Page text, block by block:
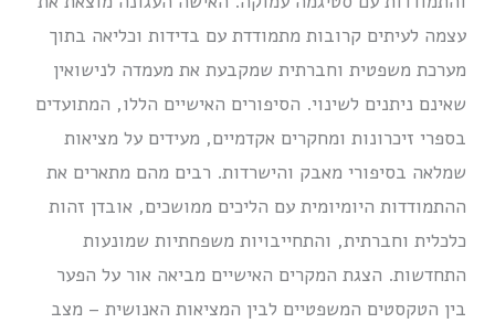
עצמה לעיתים קרובות מתמודדת עם בדידות וכליאה בתוך
מערכת משפטית וחברתית שמקבעת את מעמדה לנישואין
שאינם ניתנים לשינוי. הסיפורים האישיים הללו, המתועדים
בספרי זיכרונות ומחקרים אקדמיים, מעידים על מציאות
שמלאה בסיפורי מאבק והישרדות. רבים מהם מתארים את
ההתמודדות היומיומית עם הליכים ממושכים, אובדן זהות
כלכלית וחברתית, והתחייבויות משפחתיות שמונעות
התחדשות. הצגת המקרים האישיים מביאה אור על הפער
בין הטקסטים המשפטיים לבין המציאות האנושית – מצב